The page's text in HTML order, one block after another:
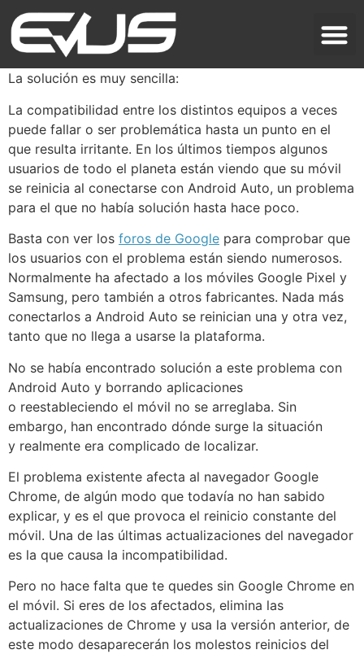
La solución es muy sencilla:
La compatibilidad entre los distintos equipos a veces
puede fallar o ser problemática hasta un punto en el
que resulta irritante. En los últimos tiempos algunos
usuarios de todo el planeta están viendo que su móvil
se reinicia al conectarse con Android Auto, un problema
para el que no había solución hasta hace poco.
Basta con ver los foros de Google para comprobar que
los usuarios con el problema están siendo numerosos.
Normalmente ha afectado a los móviles Google Pixel y
Samsung, pero también a otros fabricantes. Nada más
conectarlos a Android Auto se reinician una y otra vez,
tanto que no llega a usarse la plataforma.
No se había encontrado solución a este problema con
Android Auto y borrando aplicaciones
o reestableciendo el móvil no se arreglaba. Sin
embargo, han encontrado dónde surge la situación
y realmente era complicado de localizar.
El problema existente afecta al navegador Google
Chrome, de algún modo que todavía no han sabido
explicar, y es el que provoca el reinicio constante del
móvil. Una de las últimas actualizaciones del navegador
es la que causa la incompatibilidad.
Pero no hace falta que te quedes sin Google Chrome en
el móvil. Si eres de los afectados, elimina las
actualizaciones de Chrome y usa la versión anterior, de
este modo desaparecerán los molestos reinicios del